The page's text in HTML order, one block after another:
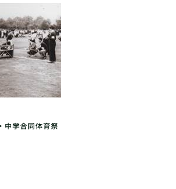
中学合同体育祭